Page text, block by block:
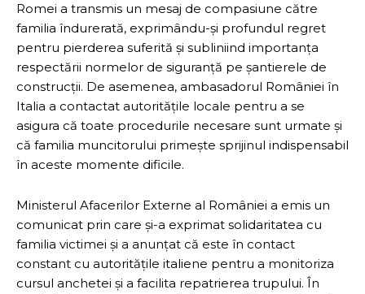
Romei a transmis un mesaj de compasiune către
familia îndurerată, exprimându-și profundul regret
pentru pierderea suferită și subliniind importanța
respectării normelor de siguranță pe șantierele de
construcții. De asemenea, ambasadorul României în
Italia a contactat autoritățile locale pentru a se
asigura că toate procedurile necesare sunt urmate și
că familia muncitorului primește sprijinul indispensabil
în aceste momente dificile.
Ministerul Afacerilor Externe al României a emis un
comunicat prin care și-a exprimat solidaritatea cu
familia victimei și a anunțat că este în contact
constant cu autoritățile italiene pentru a monitoriza
cursul anchetei și a facilita repatrierea trupului. În